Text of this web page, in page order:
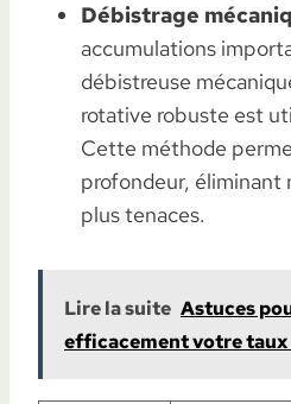
Débistrage
accumulations
débistreuse
rotative robuste est
Cette méthode
profondeur, éliminant
plus tenaces.
Lire la suite Astuces
efficacement votre taux